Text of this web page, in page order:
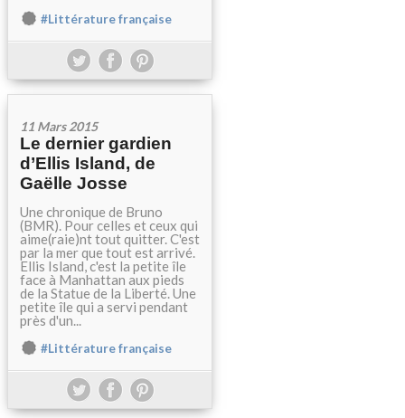
#Littérature française
11 Mars 2015
Le dernier gardien
d’Ellis Island, de
Gaëlle Josse
Une chronique de Bruno
(BMR). Pour celles et ceux qui
aime(raie)nt tout quitter. C'est
par la mer que tout est arrivé.
Ellis Island, c'est la petite île
face à Manhattan aux pieds
de la Statue de la Liberté. Une
petite île qui a servi pendant
près d'un...
#Littérature française